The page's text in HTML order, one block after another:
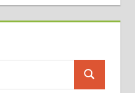
Suchen